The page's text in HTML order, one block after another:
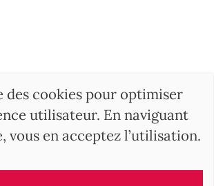
des cookies pour optimiser
utilisateur. En naviguant
vous en acceptez l’utilisation.